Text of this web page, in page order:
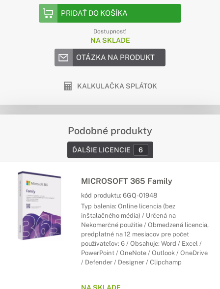
PRIDAŤ DO KOŠÍKA
Dostupnosť:
NA SKLADE
OTÁZKA NA PRODUKT
KALKULAČKA SPLÁTOK
Podobné produkty
ĎALŠIE LICENCIE 6
MICROSOFT 365 Family
kód produktu: 6GQ-01948
Typ balenia: Online licencia (bez
inštalačného média) / Určená na
Nekomerčné použitie / Obmedzená licencia,
predplatné na 12 mesiacov pre počet
používateľov: 6 / Obsahuje: Word / Excel /
PowerPoint / OneNote / Outlook / OneDrive
/ Defender / Designer / Clipchamp